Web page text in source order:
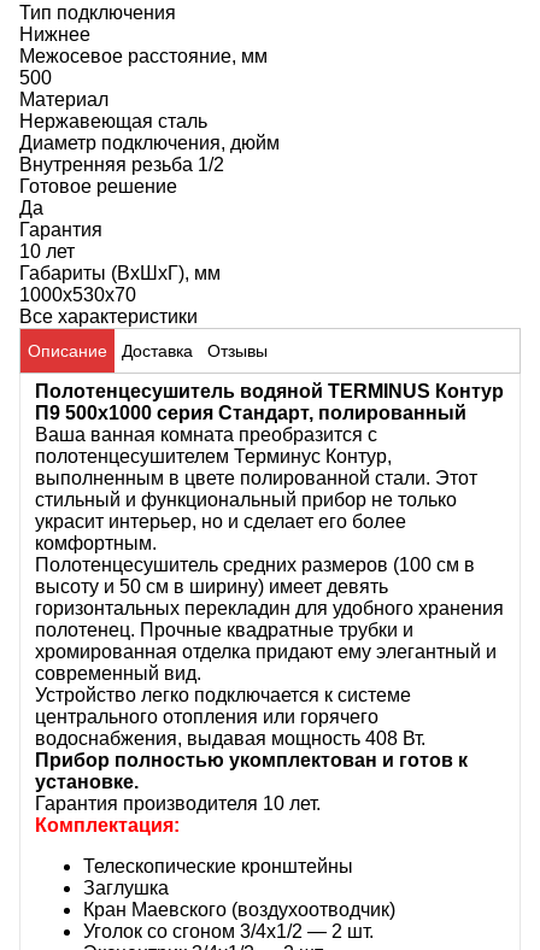
Тип подключения
Нижнее
Межосевое расстояние, мм
500
Материал
Нержавеющая сталь
Диаметр подключения, дюйм
Внутренняя резьба 1/2
Готовое решение
Да
Гарантия
10 лет
Габариты (ВхШхГ), мм
1000x530x70
Все характеристики
Описание Доставка Отзывы
Полотенцесушитель водяной TERMINUS Контур
П9 500х1000 серия Стандарт, полированный
Ваша ванная комната преобразится с
полотенцесушителем Терминус Контур,
выполненным в цвете полированной стали. Этот
стильный и функциональный прибор не только
украсит интерьер, но и сделает его более
комфортным.
Полотенцесушитель средних размеров (100 см в
высоту и 50 см в ширину) имеет девять
горизонтальных перекладин для удобного хранения
полотенец. Прочные квадратные трубки и
хромированная отделка придают ему элегантный и
современный вид.
Устройство легко подключается к системе
центрального отопления или горячего
водоснабжения, выдавая мощность 408 Вт.
Прибор полностью укомплектован и готов к
установке.
Гарантия производителя 10 лет.
Комплектация:
Телескопические кронштейны
Заглушка
Кран Маевского (воздухоотводчик)
Уголок со сгоном 3/4x1/2 — 2 шт.